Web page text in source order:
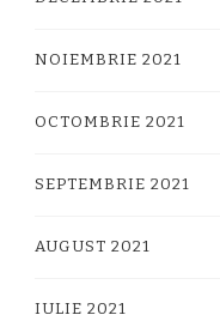
NOIEMBRIE 2021
OCTOMBRIE 2021
SEPTEMBRIE 2021
AUGUST 2021
IULIE 2021